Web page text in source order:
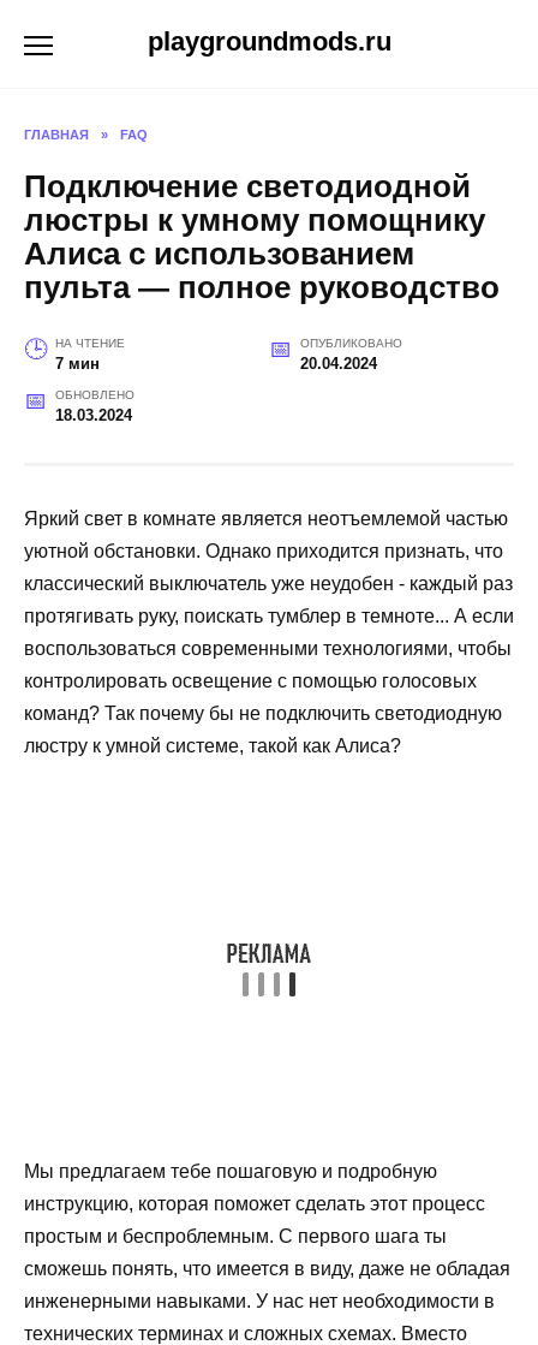
playgroundmods.ru
ГЛАВНАЯ » FAQ
Подключение светодиодной
люстры к умному помощнику
Алиса с использованием
пульта — полное руководство
НА ЧТЕНИЕ
7 мин
ОПУБЛИКОВАНО
20.04.2024
ОБНОВЛЕНО
18.03.2024
Яркий свет в комнате является неотъемлемой частью
уютной обстановки. Однако приходится признать, что
классический выключатель уже неудобен - каждый раз
протягивать руку, поискать тумблер в темноте... А если
воспользоваться современными технологиями, чтобы
контролировать освещение с помощью голосовых
команд? Так почему бы не подключить светодиодную
люстру к умной системе, такой как Алиса?
Мы предлагаем тебе пошаговую и подробную
инструкцию, которая поможет сделать этот процесс
простым и беспроблемным. С первого шага ты
сможешь понять, что имеется в виду, даже не обладая
инженерными навыками. У нас нет необходимости в
технических терминах и сложных схемах. Вместо